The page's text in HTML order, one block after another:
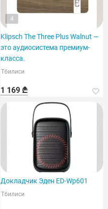
4
Klipsch The Three Plus Walnut —
это аудиосистема премиум-
класса.
Тбилиси
1 169 ₾
Докладчик Эден ED-Wp601
Тбилиси